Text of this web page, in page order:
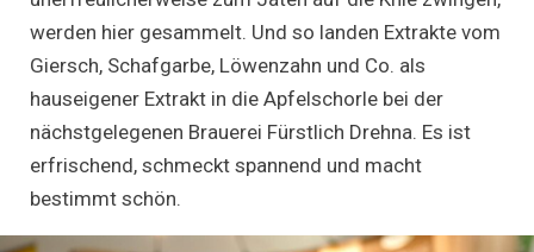
werden hier gesammelt. Und so landen Extrakte vom
Giersch, Schafgarbe, Löwenzahn und Co. als
hauseigener Extrakt in die Apfelschorle bei der
nächstgelegenen Brauerei Fürstlich Drehna. Es ist
erfrischend, schmeckt spannend und macht
bestimmt schön.